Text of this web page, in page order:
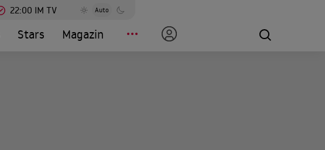
22:00 IM TV Auto
Stars Magazin